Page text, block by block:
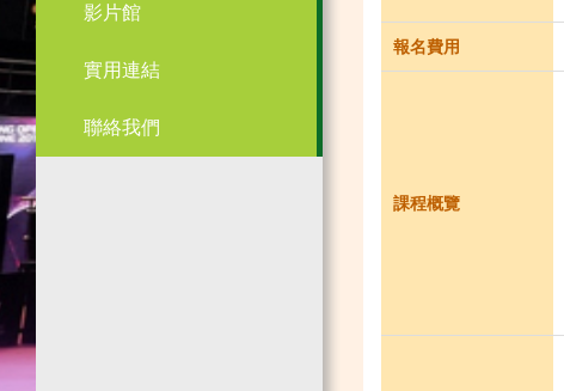
影片館
實用連結
聯絡我們
報名費用
課程概覽